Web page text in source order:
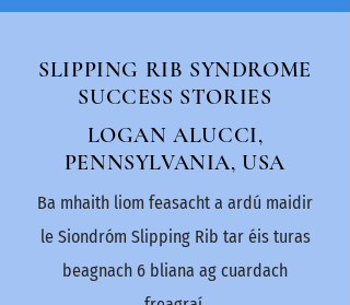
SLIPPING RIB SYNDROME
SUCCESS STORIES
LOGAN ALUCCI,
PENNSYLVANIA, USA
Ba mhaith liom feasacht a ardú maidir
le Siondróm Slipping Rib tar éis turas
beagnach 6 bliana ag cuardach